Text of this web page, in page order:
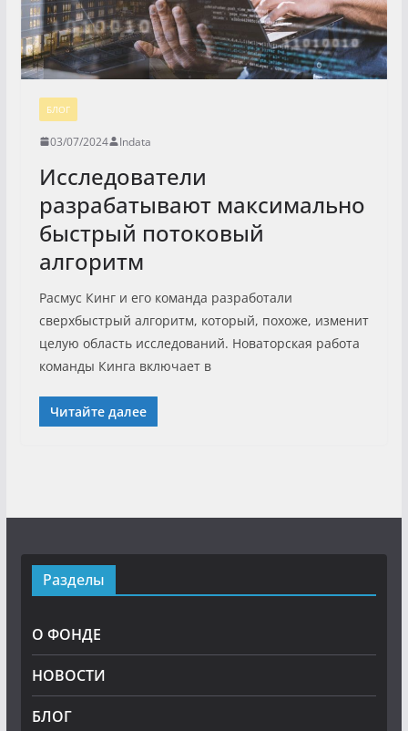
БЛОГ
03/07/2024 Indata
Исследователи
разрабатывают максимально
быстрый потоковый
алгоритм
Расмус Кинг и его команда разработали
сверхбыстрый алгоритм, который, похоже, изменит
целую область исследований. Новаторская работа
команды Кинга включает в
Читайте далее
Разделы
О ФОНДЕ
НОВОСТИ
БЛОГ